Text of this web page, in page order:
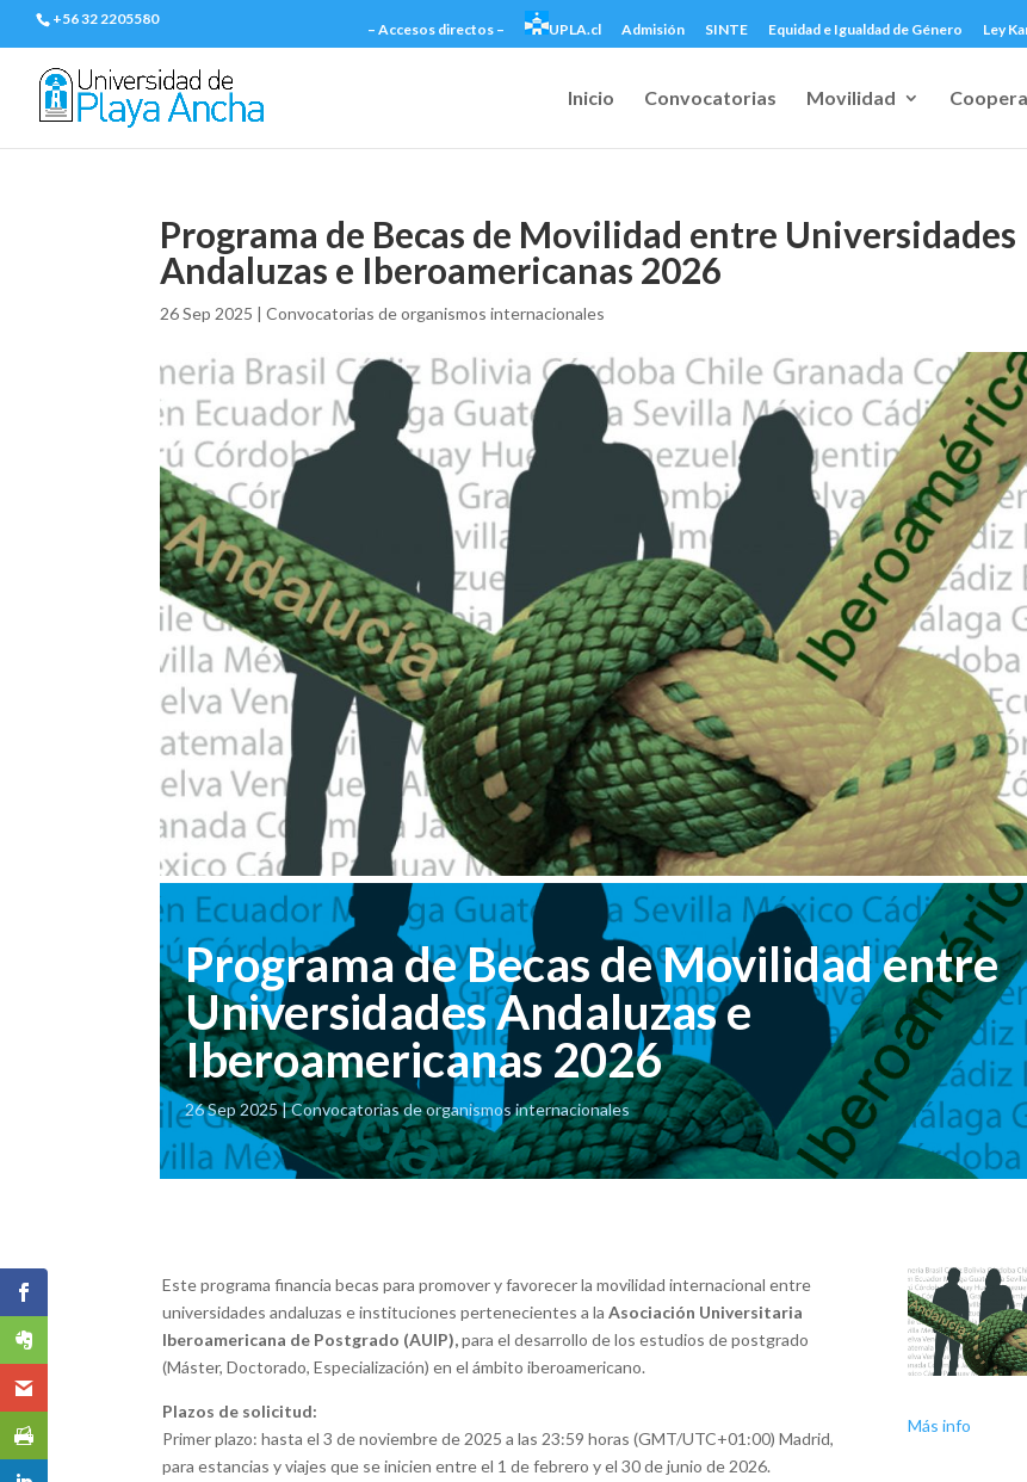
+56 32 2205580
– Accesos directos – UPLA.cl Admisión SINTE Equidad e Igualdad de Género Ley
Inicio Convocatorias Movilidad
Programa de Becas de Movilidad entre Universidades
Andaluzas e Iberoamericanas 2026
26 Sep 2025 |Convocatorias de organismos internacionales
Programa de Becas de Movilidad entre
Universidades Andaluzas e
Iberoamericanas 2026
26 Sep 2025 Convocatorias de organismos internacionales
Este programa financia becas para promover y favorecer la movilidad internacionalentre
universidades andaluzas e instituciones pertenecientes a la Asociación Universitaria
Iberoamericana de Postgrado (AUIP),para el desarrollo de los estudios de postgrado
(Máster, Doctorado, Especialización) en el ámbito iberoamericano.
Plazos de solicitud:
Primer plazo: hasta el 3 de noviembre de 2025 a las 23:59 horas (GMT/UTC+01:00) Madrid,
para estancias y viajes que se inicien entre el 1 de febrero y el 30 de junio de 2026.
Más info